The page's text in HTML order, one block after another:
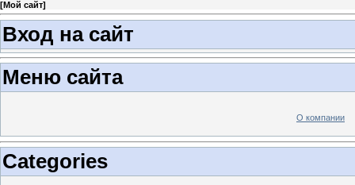
[Мой сайт]
Вход на сайт
Меню сайта
О компании
Categories